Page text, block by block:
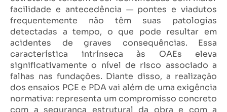
facilidade e antecedência — pontes e viadutos
frequentemente não têm suas patologias
detectadas a tempo, o que pode resultar em
acidentes de graves consequências. Essa
característica intrínseca às OAEs eleva
significativamente o nível de risco associado a
falhas nas fundações. Diante disso, a realização
dos ensaios PCE e PDA vai além de uma exigência
normativa: representa um compromisso concreto
com a segurança estrutural da obra e com a